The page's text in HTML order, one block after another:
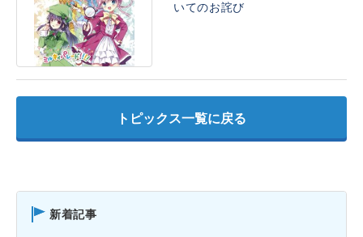
いてのお詫び
トピックス一覧に戻る
新着記事